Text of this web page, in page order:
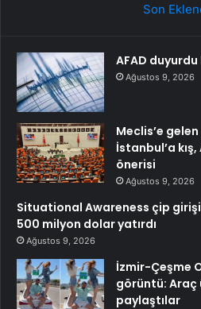
Son
AFAD duyurdu
Ağustos 9, 2026
Meclis’e
İstanbul’a
önerisi
Ağustos 9, 2026
Situational Awareness çip
500 milyon dolar yatırdı
Ağustos 9, 2026
İzmir-Çeşme
görüntü: Araç
paylaştılar